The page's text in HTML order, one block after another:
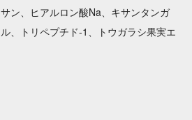
ン、ヒアルロン酸Na、キサンタンガ
、トリペプチド-1、トウガラシ果実エ